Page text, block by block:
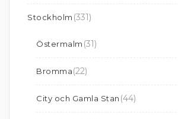
Stockholm (331)
Östermalm (31)
Bromma(22)
City och Gamla Stan (44)